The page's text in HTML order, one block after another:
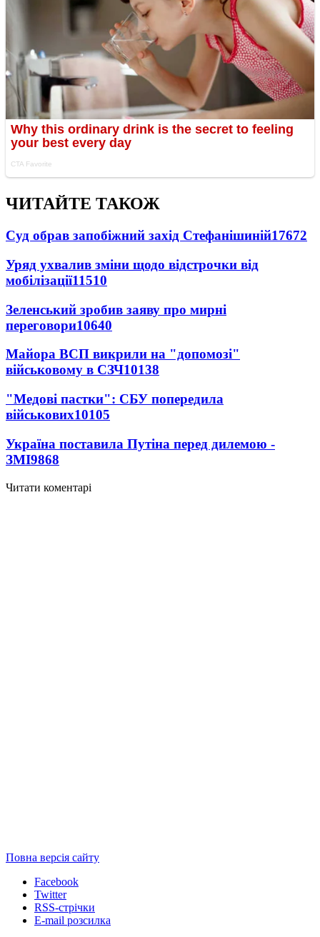
ЧИТАЙТЕ ТАКОЖ
Суд обрав запобіжний захід Стефанішиній17672
Уряд ухвалив зміни щодо відстрочки від
мобілізації11510
Зеленський зробив заяву про мирні
переговори10640
Майора ВСП викрили на "допомозі"
військовому в СЗЧ10138
"Медові пастки": СБУ попередила
військових10105
Україна поставила Путіна перед дилемою -
ЗМІ9868
Читати коментарі
Повна версія сайту
Facebook
Twitter
RSS-стрічки
E-mail розсилка